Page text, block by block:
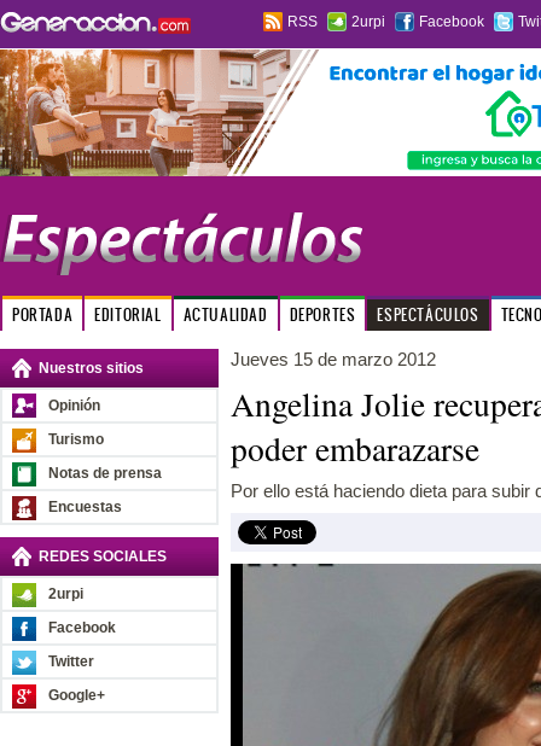
RSS 2urpi Facebook
PORTADA EDITORIAL ACTUALIDAD DEPORTES ESPECTÁCULOS
Nuestros sitios
Opinión
Turismo
Notas de prensa
Encuestas
REDES SOCIALES
2urpi
Facebook
Twitter
Google+
Jueves 15 de marzo 2012
Angelina Jolie
poder embarazarse
Por ello está haciendo dieta para subir